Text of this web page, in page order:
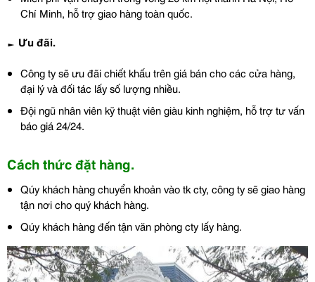
Chí Minh, hỗ trợ giao hàng toàn quốc.
► Ưu đãi.
Công ty sẽ ưu đãi chiết khấu trên giá bán cho các cửa hàng,
đại lý và đối tác lấy số lượng nhiều.
Đội ngũ nhân viên kỹ thuật viên giàu kinh nghiệm, hỗ trợ tư vấn
báo giá 24/24.
Cách thức đặt hàng.
Qúy khách hàng chuyển khoản vào tk cty, công ty sẽ giao hàng
tận nơi cho quý khách hàng.
Qúy khách hàng đến tận văn phòng cty lấy hàng.